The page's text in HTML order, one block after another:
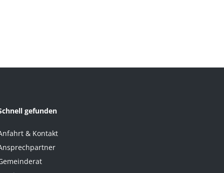
gefunden
& Kontakt